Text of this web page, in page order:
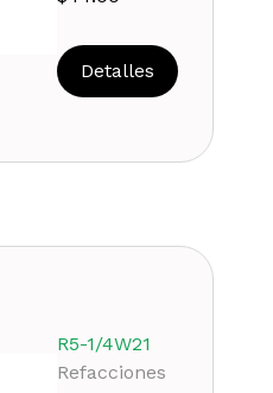
Detalles
R5-1/4W21
Refacciones